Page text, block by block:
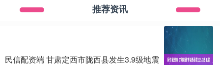
推荐资讯
民信配资端 甘肃定西市陇西县发生3.9级地震